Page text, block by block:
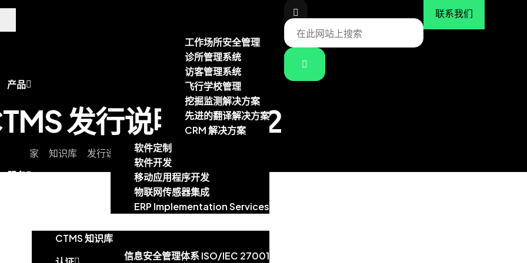
产品
工作场所安全管理
诊所管理系统
访客管理系统
飞行学校管理
挖掘监测解决方案
先进的翻译解决方案
CRM 解决方案
服务
软件定制
软件开发
移动应用程序开发
物联网传感器集成
ERP Implementation Services
CTMS 知识库
信息安全管理体系 ISO/IEC 27001
联系我们
发行说明 v2.6.12
家 知识库 发行说明 CTMS 发行说明 v2.6.12